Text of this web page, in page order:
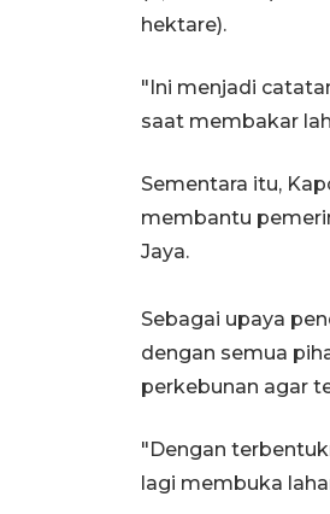
hektare).
"Ini menjadi
saat membakar
Sementara itu,
membantu
Jaya.
Sebagai upaya
dengan semua
perkebunan agar
"Dengan
lagi membuka